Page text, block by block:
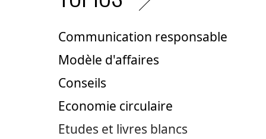
Communication responsable
Modèle d'affaires
Conseils
Economie circulaire
Etudes et livres blancs